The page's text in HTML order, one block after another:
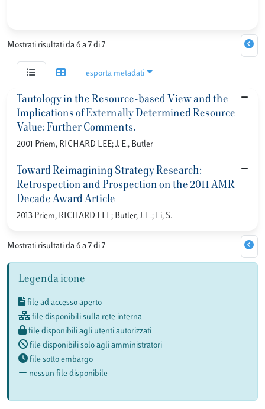
Mostrati risultati da 6 a 7 di 7
esporta metadati
Tautology in the Resource-based View and the
Implications of Externally Determined Resource
Value: Further Comments.
2001 Priem, RICHARD LEE; J. E., Butler
Toward Reimagining Strategy Research:
Retrospection and Prospection on the 2011 AMR
Decade Award Article
2013 Priem, RICHARD LEE; Butler, J. E.; Li, S.
Mostrati risultati da 6 a 7 di 7
Legenda icone
file ad accesso aperto
file disponibili sulla rete interna
file disponibili agli utenti autorizzati
file disponibili solo agli amministratori
file sotto embargo
nessun file disponibile